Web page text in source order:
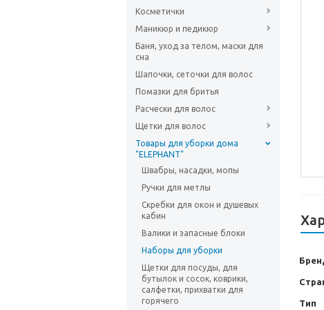
Косметички
Маникюр и педикюр
Баня, уход за телом, маски для
сна
Шапочки, сеточки для волос
Помазки для бритья
Расчески для волос
Щетки для волос
Товары для уборки дома
"ELEPHANT"
Швабры, насадки, мопы
Ручки для метлы
Скребки для окон и душевых
кабин
Валики и запасные блоки
Наборы для уборки
Щетки для посуды, для
бутылок и сосок, коврики,
салфетки, прихватки для
горячего
Тип